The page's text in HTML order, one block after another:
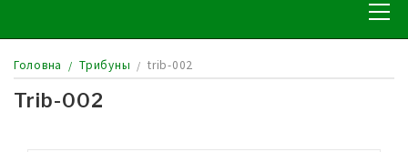
Головна Трибуны trib-002
Trib-002